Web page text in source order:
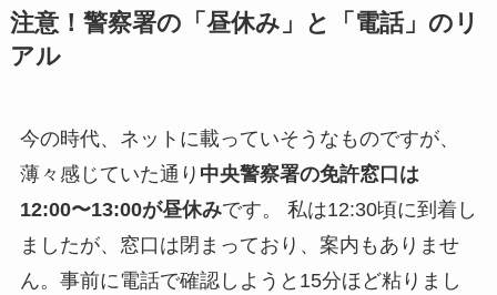
注意！警察署の「昼休み」と「電話」のリ
アル
今の時代、ネットに載っていそうなものですが、
薄々感じていた通り 中央警察署の免許窓口は
12:00〜13:00が昼休みです。 私は12:30頃に到着し
ましたが、窓口は閉まっており、案内もありませ
ん。事前に電話で確認しようと15分ほど粘りまし